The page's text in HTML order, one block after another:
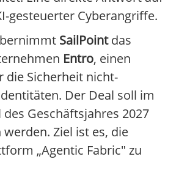
gesteuerter Cyberangriffe.
SailPointdas
Entro, einen
die Sicherheit nicht-
Der Deal soll im
Geschäftsjahres 2027
Ziel ist es, die
„Agentic Fabric" zu